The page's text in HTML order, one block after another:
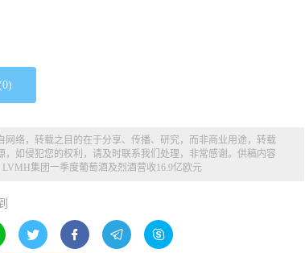
0)
络，转载之目的在于分享、传播、研究，而非商业用途，转载
如侵犯您的权利，请及时联系我们处理，非常感谢。供稿内容
LVMH集团一季度葡萄酒及烈酒营收16.9亿欧元
   